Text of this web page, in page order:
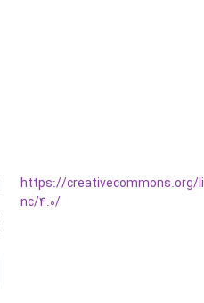
https://creativecommons.org/
nc/4.0/